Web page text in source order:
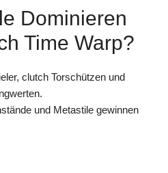
Dominieren
Time Warp?
clutch Torschützen und
und Metastile gewinnen